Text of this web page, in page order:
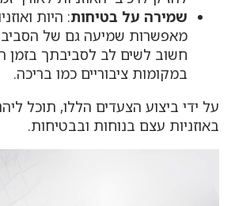
שמירה על בטיחות: היות
מאפשרות שמיעה גם של
חשוב לשים לב לסביבתך בזמן
במקומות ציבוריים כמו בריכה.
על ידי ביצוע הצעדים הללו, תוכל
באוזניות עצם בנוחות ובבטיחות.